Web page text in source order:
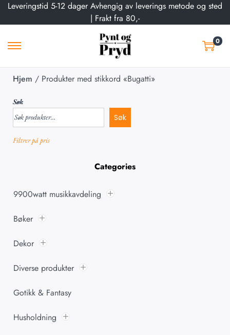
Leveringstid 5-12 dager Avhengig av leverings metode og sted
| Frakt fra 80,-
0
Hjem / Produkter med stikkord «Bugatti»
Søk
Søk
Filtrer på pris
Categories
9900watt musikkavdeling
Bøker
Dekor
Diverse produkter
Gotikk & Fantasy
Husholdning